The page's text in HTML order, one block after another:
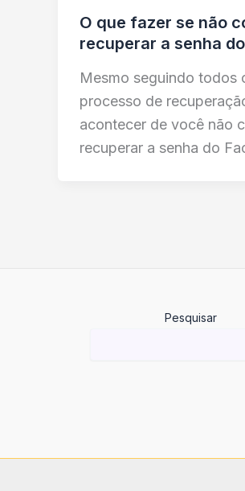
O que fazer se não
recuperar a senha
Mesmo seguindo todos
processo de
acontecer de você não
recuperar a senha do
Pesquisar